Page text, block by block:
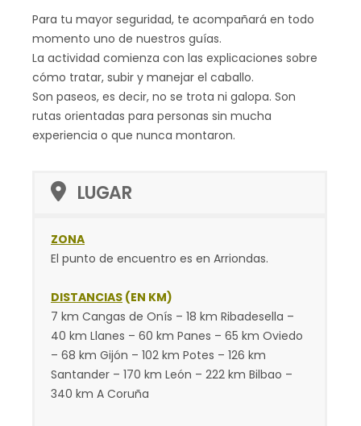
Para tu mayor seguridad, te acompañará en todo
momento uno de nuestros guías.
La actividad comienza con las explicaciones sobre
cómo tratar, subir y manejar el caballo.
Son paseos, es decir, no se trota ni galopa. Son
rutas orientadas para personas sin mucha
experiencia o que nunca montaron.
LUGAR
ZONA
El punto de encuentro es en Arriondas.
DISTANCIAS (EN KM)
7 km Cangas de Onís – 18 km Ribadesella –
40 km Llanes – 60 km Panes – 65 km Oviedo
– 68 km Gijón – 102 km Potes – 126 km
Santander – 170 km León – 222 km Bilbao –
340 km A Coruña